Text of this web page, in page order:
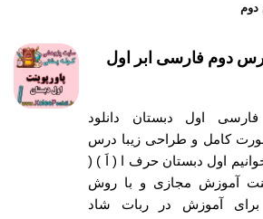
دوم فارسی ابر اول
اول دبستان دانلود
کامل و طراحی زیبا درس
اول دبستان حرف ا ( اَ ) (
آموزش مجازی و با روش
آموزش در ربات شاد